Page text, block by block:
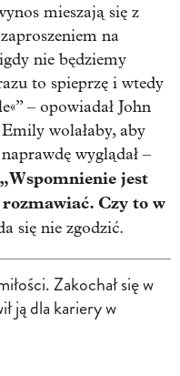
mieszają się z
na
nie będziemy
to spieprzę i wtedy
– opowiadał John
wolałaby, aby
wyglądał –
„Wspomnienie jest
Czy to w
się nie zgodzić.
Zakochał się w
ją dla kariery w